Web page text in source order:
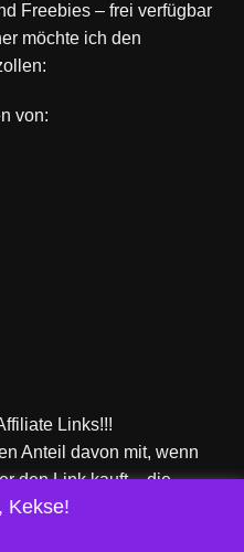
Freebies – frei verfügbar
möchte ich den
von:
Links!!!
Anteil davon mit, wenn
den Link kauft – die
von mir!
Kekse!